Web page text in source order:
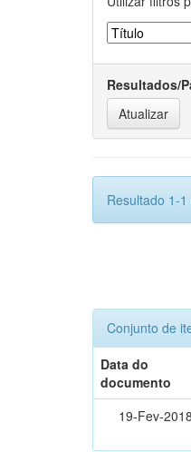
Resultados/
Resultado 1-1
Conjunto de
Data do
documento
19-Fev-2018